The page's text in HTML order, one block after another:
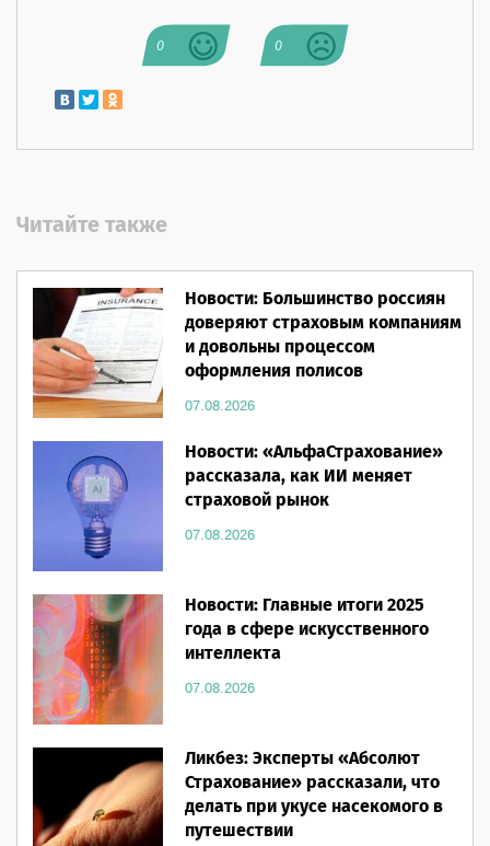
0 0
Читайте также
Новости: Большинство россиян
доверяют страховым компаниям
и довольны процессом
оформления полисов
07.08.2026
Новости: «АльфаСтрахование»
рассказала, как ИИ меняет
страховой рынок
07.08.2026
Новости: Главные итоги 2025
года в сфере искусственного
интеллекта
07.08.2026
Ликбез: Эксперты «Абсолют
Страхование» рассказали, что
делать при укусе насекомого в
путешествии